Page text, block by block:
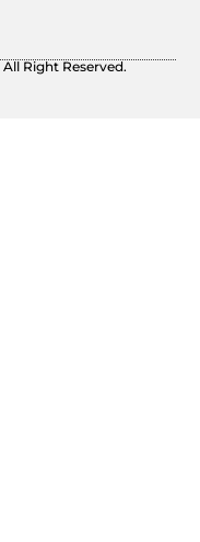
All Right Reserved.